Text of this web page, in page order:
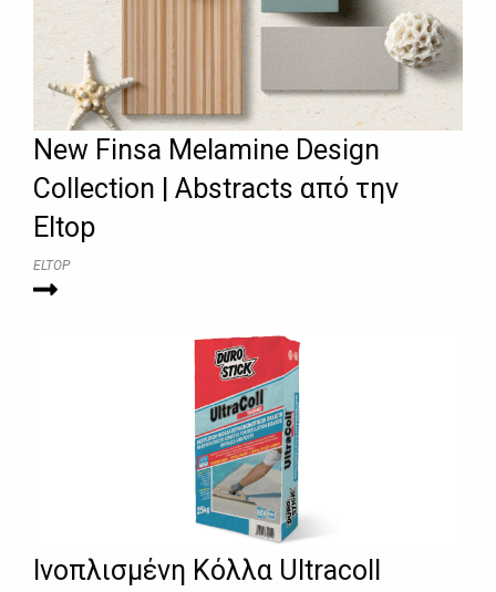
New Finsa Melamine Design
Collection | Abstracts από την
Eltop
ELTOP
Ινοπλισμένη Κόλλα Ultracoll